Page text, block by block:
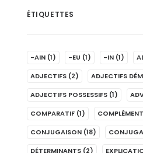
ÉTIQUETTES
-AIN (1) -EU (1) -IN (1)
ADJECTIFS (2) ADJECTIFS
ADJECTIFS POSSESSIFS (1)
COMPARATIF (1)
CONJUGAISON (18)
DÉTERMINANTS (2)